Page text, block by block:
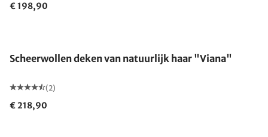
€ 198,90
Scheerwollen deken van natuurlijk haar "Viana"
(2)
€ 218,90